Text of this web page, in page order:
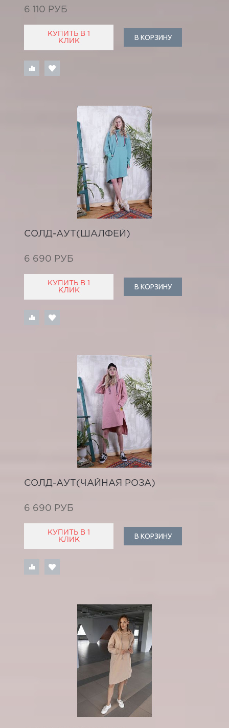
6 110 РУБ
КУПИТЬ В 1
КЛИК
В КОРЗИНУ
СОЛД-АУТ(ШАЛФЕЙ)
6 690 РУБ
КУПИТЬ В 1
КЛИК
В КОРЗИНУ
СОЛД-АУТ(ЧАЙНАЯ РОЗА)
6 690 РУБ
КУПИТЬ В 1
КЛИК
В КОРЗИНУ